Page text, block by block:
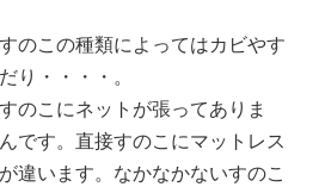
のこの種類によってはカビやす
り・・・・。
のこにネットが張ってありま
です。直接すのこにマットレス
違います。なかなかないすのこ